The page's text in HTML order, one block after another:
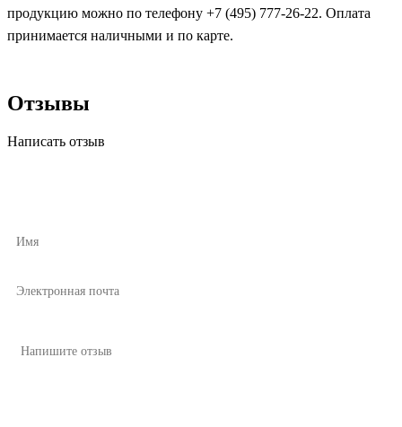
продукцию можно по телефону +7 (495) 777-26-22. Оплата
принимается наличными и по карте.
Отзывы
Написать отзыв